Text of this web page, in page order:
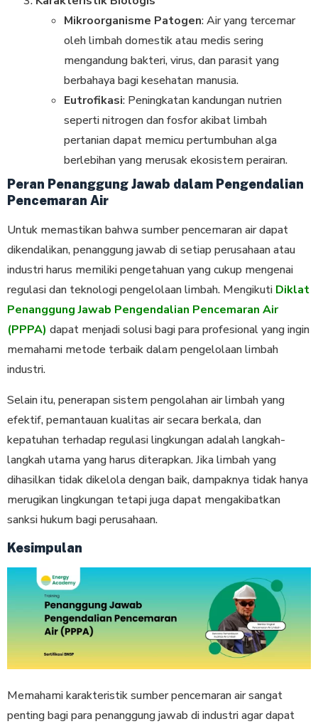
Mikroorganisme Patogen: Air yang tercemar
oleh limbah domestik atau medis sering
mengandung bakteri, virus, dan parasit yang
berbahaya bagi kesehatan manusia.
Eutrofikasi: Peningkatan kandungan nutrien
seperti nitrogen dan fosfor akibat limbah
pertanian dapat memicu pertumbuhan alga
berlebihan yang merusak ekosistem perairan.
Peran Penanggung Jawab dalam Pengendalian
Pencemaran Air
Untuk memastikan bahwa sumber pencemaran air dapat
dikendalikan, penanggung jawab di setiap perusahaan atau
industri harus memiliki pengetahuan yang cukup mengenai
regulasi dan teknologi pengelolaan limbah. Mengikuti Diklat
Penanggung Jawab Pengendalian Pencemaran Air
(PPPA) dapat menjadi solusi bagi para profesional yang ingin
memahami metode terbaik dalam pengelolaan limbah
industri.
Selain itu, penerapan sistem pengolahan air limbah yang
efektif, pemantauan kualitas air secara berkala, dan
kepatuhan terhadap regulasi lingkungan adalah langkah-
langkah utama yang harus diterapkan. Jika limbah yang
dihasilkan tidak dikelola dengan baik, dampaknya tidak hanya
merugikan lingkungan tetapi juga dapat mengakibatkan
sanksi hukum bagi perusahaan.
Kesimpulan
Memahami karakteristik sumber pencemaran air sangat
penting bagi para penanggung jawab di industri agar dapat